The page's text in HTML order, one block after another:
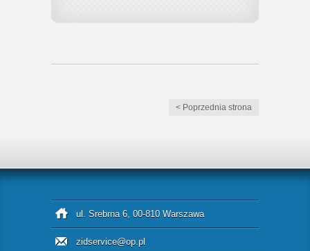
< Poprzednia strona
ul. Srebrna 6, 00-810 Warszawa
zidservice@op.pl